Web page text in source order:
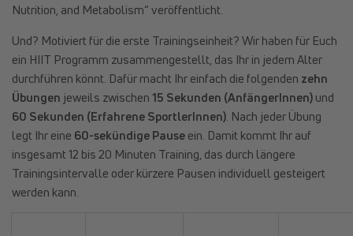
Nutrition, and Metabolism“ veröffentlicht.
Und? Motiviert für die erste Trainingseinheit? Wir haben für Euch
ein HIIT Programm zusammengestellt, das Ihr in jedem Alter
durchführen könnt. Dafür macht Ihr einfach die folgenden zehn
Übungen jeweils zwischen 15 Sekunden (AnfängerInnen) und
60 Sekunden (Erfahrene SportlerInnen). Nach jeder Übung
legt Ihr eine 60-sekündige Pause ein. Damit kommt Ihr auf
insgesamt 12 bis 20 Minuten Training, das durch längere
Trainingsintervalle oder kürzere Pausen individuell gesteigert
werden kann.